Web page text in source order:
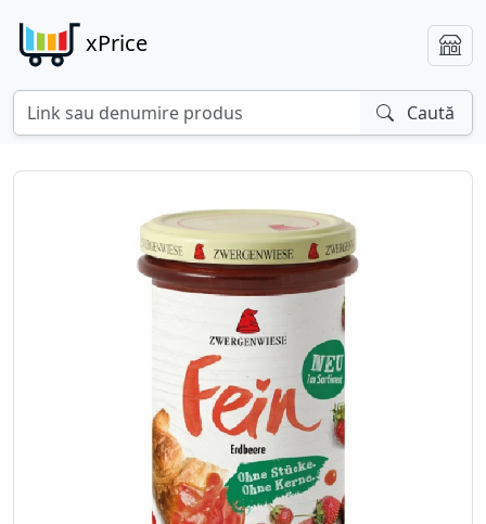
xPrice
Caută